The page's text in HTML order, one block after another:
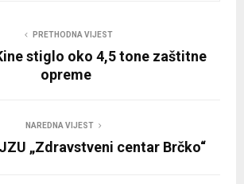
PRETHODNA VIJEST
stiglo oko 4,5 tone zaštitne
opreme
NAREDNA VIJEST
„Zdravstveni centar Brčko“